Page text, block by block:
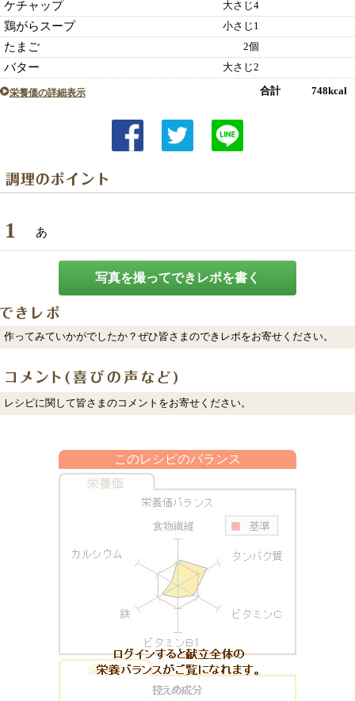
ケチャップ 大さじ4
鶏がらスープ 小さじ1
たまご 2個
バター 大さじ2
栄養価の詳細表示 合計 748kcal
1 あ
写真を撮ってできレポを書く
作ってみていかがでしたか？ぜひ皆さまのできレポをお寄せください。
レシピに関して皆さまのコメントをお寄せください。
このレシピのバランス